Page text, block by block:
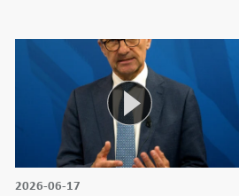
2026-06-17